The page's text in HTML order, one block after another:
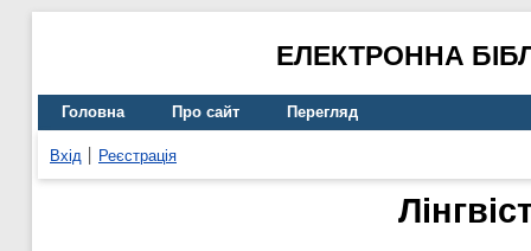
ЕЛЕКТРОННА
Головна Про сайт Перегляд
Вхід Реєстрація